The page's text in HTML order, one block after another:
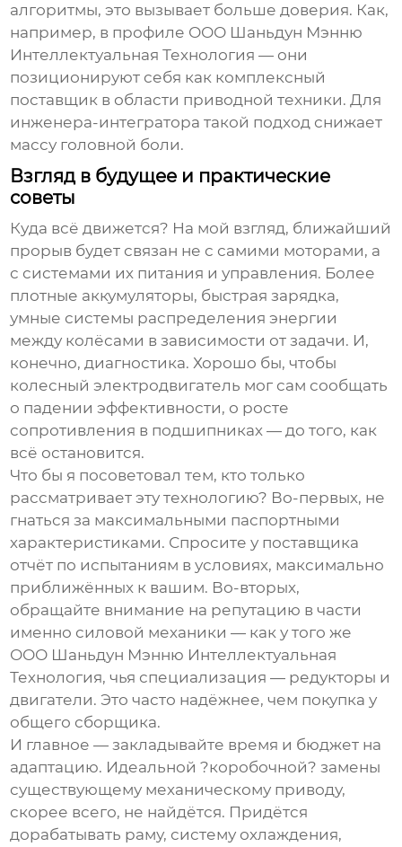
алгоритмы, это вызывает больше доверия. Как,
например, в профиле ООО Шаньдун Мэнню
Интеллектуальная Технология — они
позиционируют себя как комплексный
поставщик в области приводной техники. Для
инженера-интегратора такой подход снижает
массу головной боли.
Взгляд в будущее и практические
советы
Куда всё движется? На мой взгляд, ближайший
прорыв будет связан не с самими моторами, а
с системами их питания и управления. Более
плотные аккумуляторы, быстрая зарядка,
умные системы распределения энергии
между колёсами в зависимости от задачи. И,
конечно, диагностика. Хорошо бы, чтобы
колесный электродвигатель мог сам сообщать
о падении эффективности, о росте
сопротивления в подшипниках — до того, как
всё остановится.
Что бы я посоветовал тем, кто только
рассматривает эту технологию? Во-первых, не
гнаться за максимальными паспортными
характеристиками. Спросите у поставщика
отчёт по испытаниям в условиях, максимально
приближённых к вашим. Во-вторых,
обращайте внимание на репутацию в части
именно силовой механики — как у того же
ООО Шаньдун Мэнню Интеллектуальная
Технология, чья специализация — редукторы и
двигатели. Это часто надёжнее, чем покупка у
общего сборщика.
И главное — закладывайте время и бюджет на
адаптацию. Идеальной ?коробочной? замены
существующему механическому приводу,
скорее всего, не найдётся. Придётся
дорабатывать раму, систему охлаждения,